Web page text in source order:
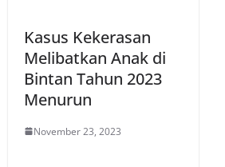
Kasus Kekerasan
Melibatkan Anak di
Bintan Tahun 2023
Menurun
November 23, 2023